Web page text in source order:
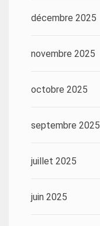
décembre 2025
novembre 2025
octobre 2025
septembre 2025
juillet 2025
juin 2025